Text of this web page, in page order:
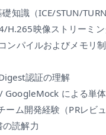
礎知識（ICE/STUN/
H.265映像ストリーミ
ンパイルおよびメモリ
認証の理解
GoogleMock による単
ーム開発経験（PRレビュ
の読解力